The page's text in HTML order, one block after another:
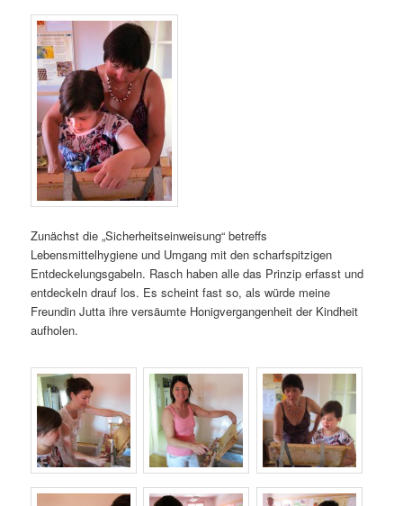
Zunächst die „Sicherheitseinweisung“ betreffs
Lebensmittelhygiene und Umgang mit den scharfspitzigen
Entdeckelungsgabeln. Rasch haben alle das Prinzip erfasst und
entdeckeln drauf los. Es scheint fast so, als würde meine
Freundin Jutta ihre versäumte Honigvergangenheit der Kindheit
aufholen.